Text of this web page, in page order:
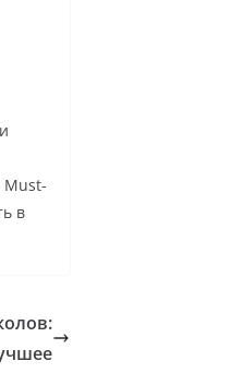
Must-
в